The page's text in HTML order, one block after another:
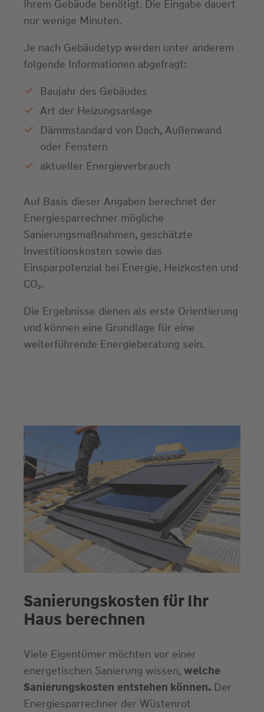
Ihrem Gebäude benötigt. Die Eingabe dauert
nur wenige Minuten.
Je nach Gebäudetyp werden unter anderem
folgende Informationen abgefragt:
Baujahr des Gebäudes
Art der Heizungsanlage
Dämmstandard von Dach, Außenwand
oder Fenstern
aktueller Energieverbrauch
Auf Basis dieser Angaben berechnet der
Energiesparrechner mögliche
Sanierungsmaßnahmen, geschätzte
Investitionskosten sowie das
Einsparpotenzial bei Energie, Heizkosten und
CO₂.
Die Ergebnisse dienen als erste Orientierung
und können eine Grundlage für eine
weiterführende Energieberatung sein.
Sanierungskosten für Ihr
Haus berechnen
Viele Eigentümer möchten vor einer
energetischen Sanierung wissen, welche
Sanierungskosten entstehen können. Der
Energiesparrechner der Wüstenrot